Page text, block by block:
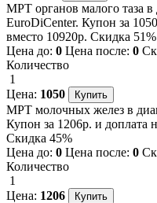
МРТ органов малого таза в
EuroDiCenter. Купон за
вместо 10920р. Скидка 51%
Цена до: 0 Цена после: 0
Количество
1
Цена: 1050
МРТ молочных желез в
Купон за 1206р. и доплата
Скидка 45%
Цена до: 0 Цена после: 0
Количество
1
Цена: 1206